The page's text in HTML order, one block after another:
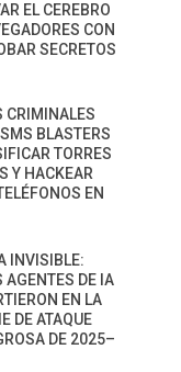
EL CEREBRO
CON
SECRETOS
CRIMINALES
BLASTERS
TORRES
Y HACKEAR
EN
INVISIBLE:
AGENTES DE IA
EN LA
DE ATAQUE
DE 2025–